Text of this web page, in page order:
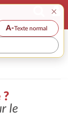
×
A-Texte normal
le